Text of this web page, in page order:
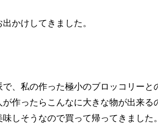
かけしてきました。
、私の作った極小のブロッコリーと
作ったらこんなに大きな物が出来る
しそうなので買って帰ってきました。